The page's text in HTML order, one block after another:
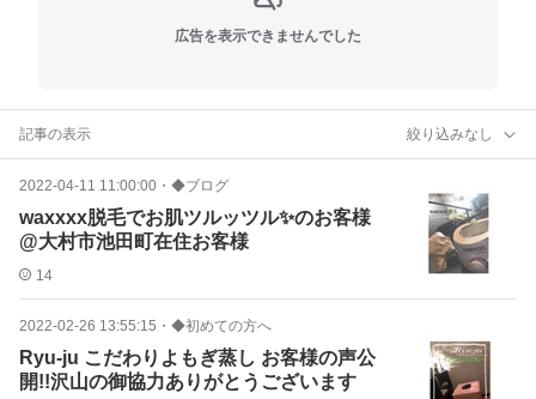
広告を表示できませんでした
記事の表示 絞り込みなし
2022-04-11 11:00:00 ・ ◆ブログ
waxxxx脱毛でお肌ツルッツル✨のお客様
@大村市池田町在住お客様
14
2022-02-26 13:55:15 ・ ◆初めての方へ
Ryu-ju こだわりよもぎ蒸し お客様の声公
開!!沢山の御協力ありがとうございます